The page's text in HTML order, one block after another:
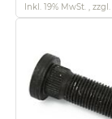
Inkl. 19% MwSt. zzgl.